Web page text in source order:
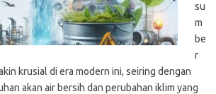
su
m
be
r
krusial di era modern ini, seiring dengan
akan air bersih dan perubahan iklim yang